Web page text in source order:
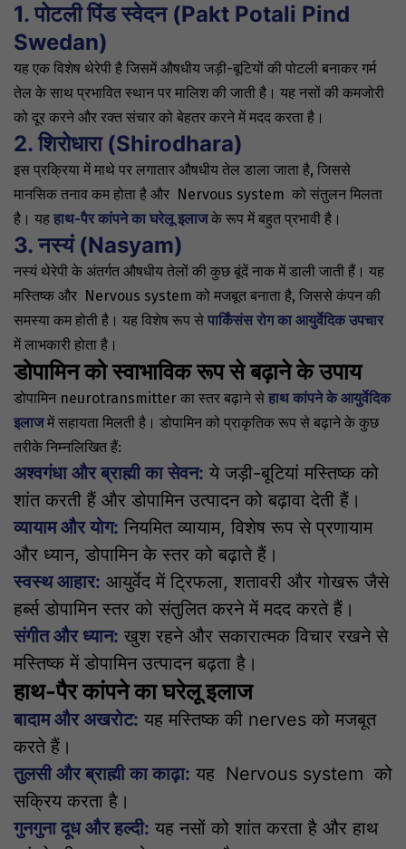
1. पोटली पिंड स्वेदन (Pakt Potali Pind
Swedan)
यह एक विशेष थेरेपी है जिसमें औषधीय जड़ी-बूटियों की पोटली बनाकर गर्म
तेल के साथ प्रभावित स्थान पर मालिश की जाती है। यह नसों की कमजोरी
को दूर करने और रक्त संचार को बेहतर करने में मदद करता है।
2. शिरोधारा (Shirodhara)
इस प्रक्रिया में माथे पर लगातार औषधीय तेल डाला जाता है, जिससे
मानसिक तनाव कम होता है और Nervous system को संतुलन मिलता
है। यह हाथ-पैर कांपने का घरेलू इलाजके रूप में बहुत प्रभावी है।
3. नस्यं (Nasyam)
नस्यं थेरेपी के अंतर्गत औषधीय तेलों की कुछ बूंदें नाक में डाली जाती हैं। यह
मस्तिष्क और Nervous system को मजबूत बनाता है, जिससे कंपन की
समस्या कम होती है। यह विशेष रूप से पार्किंसंस रोग का आयुर्वेदिक उपचार
में लाभकारी होता है।
डोपामिन को स्वाभाविक रूप से बढ़ाने के उपाय
डोपामिन neurotransmitter का स्तर बढ़ाने से हाथ कांपने के आयुर्वेदिक
इलाजमें सहायता मिलती है। डोपामिन को प्राकृतिक रूप से बढ़ाने के कुछ
तरीके निम्नलिखित हैं:
अश्वगंधा और ब्राह्मी का सेवन: ये जड़ी-बूटियां मस्तिष्क को
शांत करती हैं और डोपामिन उत्पादन को बढ़ावा देती हैं।
व्यायाम और योग: नियमित व्यायाम, विशेष रूप से प्रणायाम
और ध्यान, डोपामिन के स्तर को बढ़ाते हैं।
स्वस्थ आहार: आयुर्वेद में ट्रिफला, शतावरी और गोखरू जैसे
हर्ब्स डोपामिन स्तर को संतुलित करने में मदद करते हैं।
संगीत और ध्यान: खुश रहने और सकारात्मक विचार रखने से
मस्तिष्क में डोपामिन उत्पादन बढ़ता है।
हाथ-पैर कांपने का घरेलू इलाज
बादाम और अखरोट: यह मस्तिष्क की nerves को मजबूत
करते हैं।
तुलसी और ब्राह्मी का काढ़ा: यह Nervous system को
सक्रिय करता है।
गुनगुना दूध और हल्दी: यह नसों को शांत करता है और हाथ